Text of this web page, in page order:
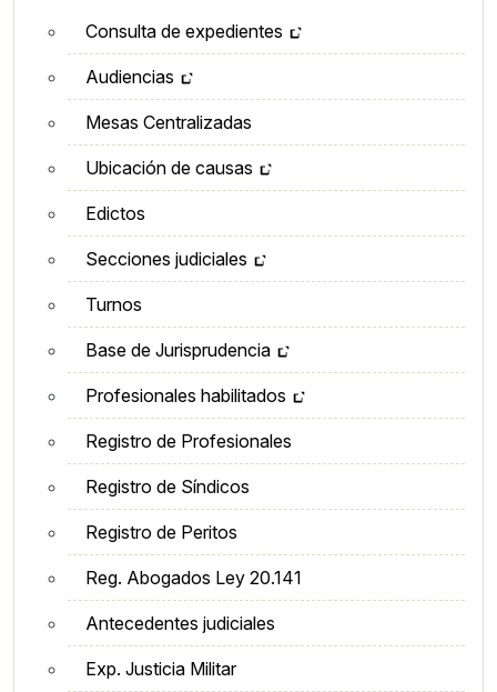
Consulta de expedientes
Audiencias
Mesas Centralizadas
Ubicación de causas
Edictos
Secciones judiciales
Turnos
Base de Jurisprudencia
Profesionales habilitados
Registro de Profesionales
Registro de Síndicos
Registro de Peritos
Reg. Abogados Ley 20.141
Antecedentes judiciales
Exp. Justicia Militar